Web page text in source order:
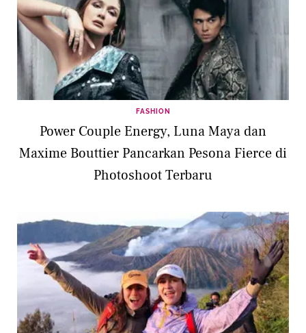
FASHION
Power Couple Energy, Luna Maya dan
Maxime Bouttier Pancarkan Pesona Fierce di
Photoshoot Terbaru